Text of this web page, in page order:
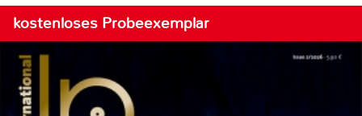
kostenloses Probeexemplar